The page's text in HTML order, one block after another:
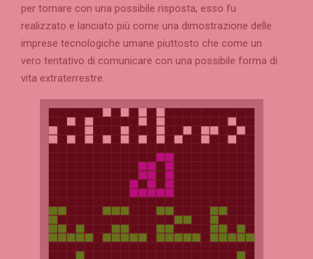
per tornare con una possibile risposta, esso fu
realizzato e lanciato più come una dimostrazione delle
imprese tecnologiche umane piuttosto che come un
vero tentativo di comunicare con una possibile forma di
vita extraterrestre.